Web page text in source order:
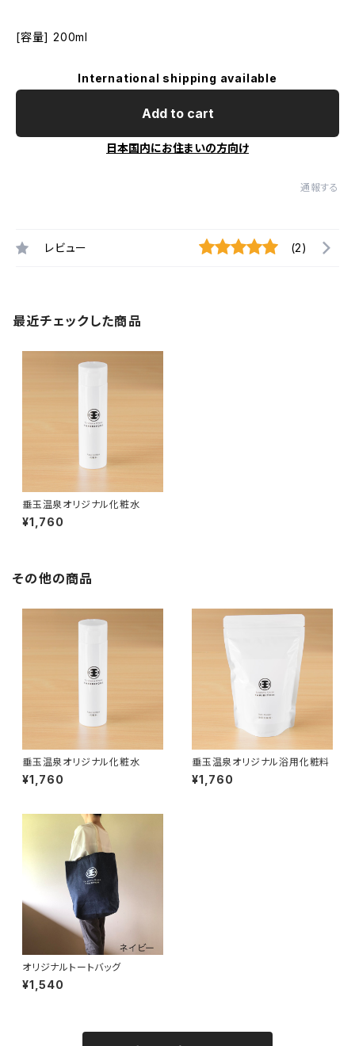
[容量] 200ml
International shipping available
Add to cart
日本国内にお住まいの方向け
通報する
レビュー (2)
最近チェックした商品
垂玉温泉オリジナル化粧水
¥1,760
その他の商品
垂玉温泉オリジナル化粧水
¥1,760
垂玉温泉オリジナル浴用化粧料
¥1,760
オリジナルトートバッグ
¥1,540